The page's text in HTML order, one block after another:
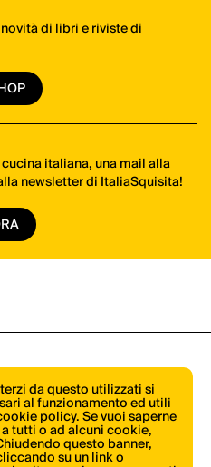
di libri e riviste di
italiana, una mail alla
newsletter di ItaliaSquisita!
da questo utilizzati si
al funzionamento ed utili
policy. Se vuoi saperne
tutti o ad alcuni cookie,
questo banner,
su un link o